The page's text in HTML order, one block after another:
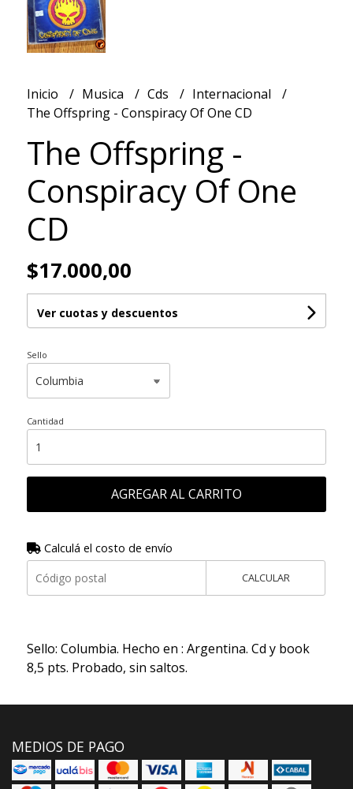
Inicio Musica Cds
Internacional
The Offspring - Conspiracy Of One CD
The Offspring -
Conspiracy Of One
CD
$17.000,00
Ver cuotas y descuentos
Sello
Cantidad
AGREGAR AL CARRITO
Calculá el costo de envío
CALCULAR
Sello: Columbia. Hecho en : Argentina. Cd y book
8,5 pts. Probado, sin saltos.
MEDIOS DE PAGO